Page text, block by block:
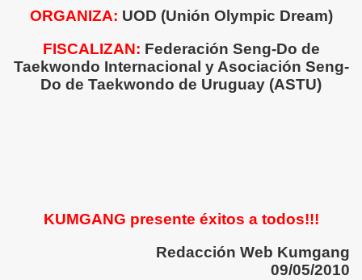
ORGANIZA: UOD (Unión Olympic Dream)
FISCALIZAN: Federación Seng-Do de
Taekwondo Internacional y Asociación Seng-
Do de Taekwondo de Uruguay (ASTU)
KUMGANG presente éxitos a todos!!!
Redacción Web Kumgang
09/05/2010